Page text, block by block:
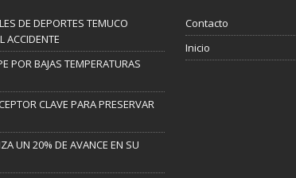
DE DEPORTES TEMUCO
ACCIDENTE
POR BAJAS TEMPERATURAS
CLAVE PARA PRESERVAR
UN 20% DE AVANCE EN SU
Contacto
Inicio